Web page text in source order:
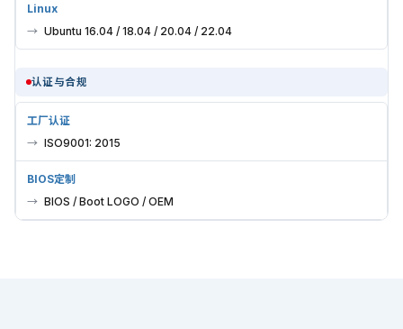
Linux
Ubuntu 16.04 / 18.04 / 20.04 / 22.04
认证与合规
工厂认证
ISO9001: 2015
BIOS定制
BIOS / Boot LOGO / OEM